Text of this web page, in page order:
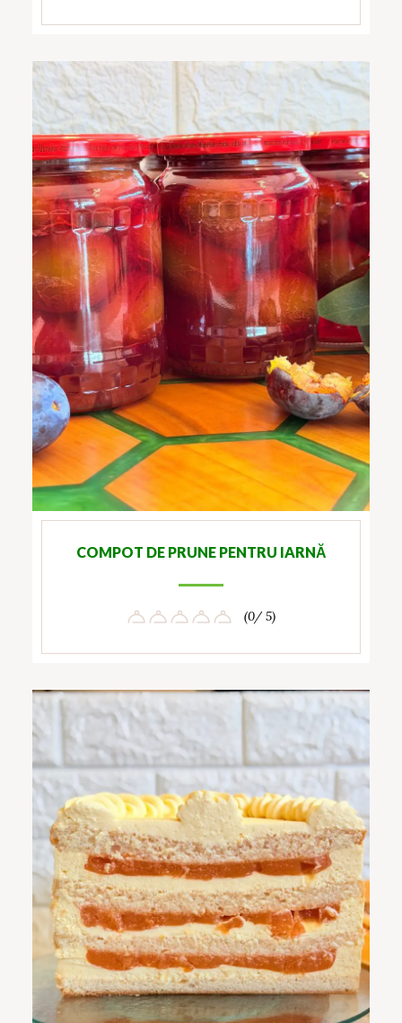
COMPOT DE PRUNE PENTRU IARNĂ
(0/ 5)